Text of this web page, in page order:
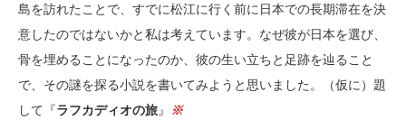
島を訪れたことで、すでに松江に行く前に日本での長期滞在を決
意したのではないかと私は考えています。なぜ彼が日本を選び、
骨を埋めることになったのか、彼の生い立ちと足跡を辿ること
で、その謎を探る小説を書いてみようと思いました。（仮に）題
して『ラフカディオの旅』 ※